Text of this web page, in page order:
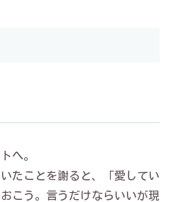
へ。
たことを謝ると、「愛してい
こう。言うだけならいいが現